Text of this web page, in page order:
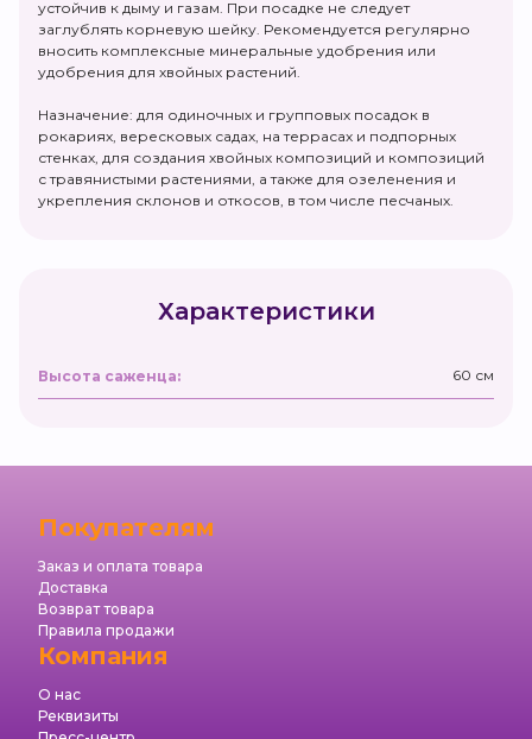
устойчив к дыму и газам. При посадке не следует
заглублять корневую шейку. Рекомендуется регулярно
вносить комплексные минеральные удобрения или
удобрения для хвойных растений.
Назначение: для одиночных и групповых посадок в
рокариях, вересковых садах, на террасах и подпорных
стенках, для создания хвойных композиций и композиций
с травянистыми растениями, а также для озеленения и
укрепления склонов и откосов, в том числе песчаных.
Характеристики
Высота саженца: 60 см
Покупателям
Заказ и оплата товара
Доставка
Возврат товара
Правила продажи
Компания
О нас
Реквизиты